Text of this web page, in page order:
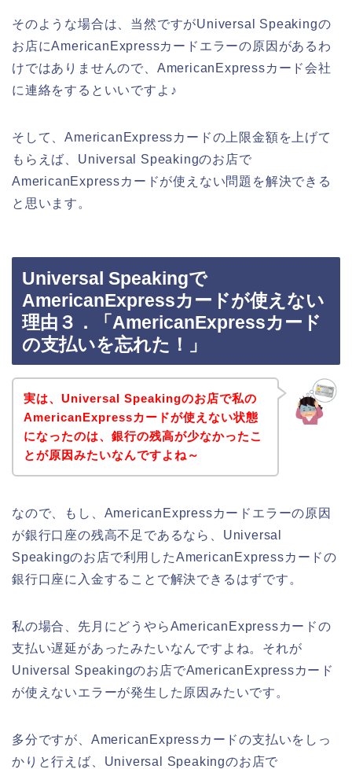
そのような場合は、当然ですがUniversal Speakingの
お店にAmericanExpressカードエラーの原因があるわ
けではありませんので、AmericanExpressカード会社
に連絡をするといいですよ♪
そして、AmericanExpressカードの上限金額を上げて
もらえば、Universal Speakingのお店で
AmericanExpressカードが使えない問題を解決できる
と思います。
Universal Speakingで
AmericanExpressカードが使えない
理由３．「AmericanExpressカード
の支払いを忘れた！」
実は、Universal Speakingのお店で私の
AmericanExpressカードが使えない状態
になったのは、銀行の残高が少なかったこ
とが原因みたいなんですよね～
なので、もし、AmericanExpressカードエラーの原因
が銀行口座の残高不足であるなら、Universal
Speakingのお店で利用したAmericanExpressカードの
銀行口座に入金することで解決できるはずです。
私の場合、先月にどうやらAmericanExpressカードの
支払い遅延があったみたいなんですよね。それが
Universal Speakingのお店でAmericanExpressカード
が使えないエラーが発生した原因みたいです。
多分ですが、AmericanExpressカードの支払いをしっ
かりと行えば、Universal Speakingのお店で